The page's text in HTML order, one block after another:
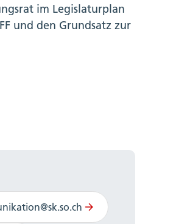
im Legislaturplan
und den Grundsatz zur